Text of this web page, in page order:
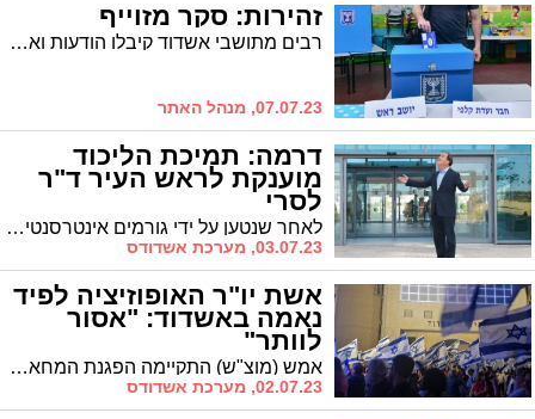
זהירות: סקר מזוייף
רבים מתושבי אשדוד קיבלו הודעות ואצאפ על תוצאות סקר של מנו גבע שיצא לכאורה בימים אלו באשדוד - מבירור של אתר אשדוד נט מול מנו גבע מסתבר שהם מכחישים מכל וכל את תוצאות הסקר - " הטעיה מסוג זה פוגעת קשות במכון המחקר ובשמו הטוב והמקצועי של מנו גבע...ינקטו נגד אותו מפרסם כל האמצעים המשפטיים "
07.07.23, מנהל האתר
דרמה: תמיכת הליכוד
מוענקת לראש העיר ד"ר
לסרי
לאחר שנטען על ידי גורמים אינטרסנטים כי הליכוד לא יעמוד הפעם מאחורי לסרי מצליח רה"ע להפתיע: הליכוד מאחוריו. המשמעות: תמיכת רה"מ ובעיקר מימון נדיב של 2 מיליון ש"ח
03.07.23, מערכת אשדודס
אשת יו"ר האופוזיציה לפיד
נאמה באשדוד: "אסור
לוותר"
אמש (מוצ"ש) התקיימה הפגנת המחאה ברחבת עירית אשדוד בנוכחות עשרות רבות של מפגינים שמחו נגד חוק 'עילת הסבירות' המקודם בממשלה במסגרת הרפורמה המשפטית.
02.07.23, מערכת אשדודס